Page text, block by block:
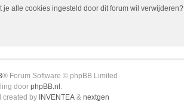
je alle cookies ingesteld door dit forum wil verwijderen?
® Forum Software © phpBB Limited
door phpBB.nl .
created by INVENTEA & nextgen